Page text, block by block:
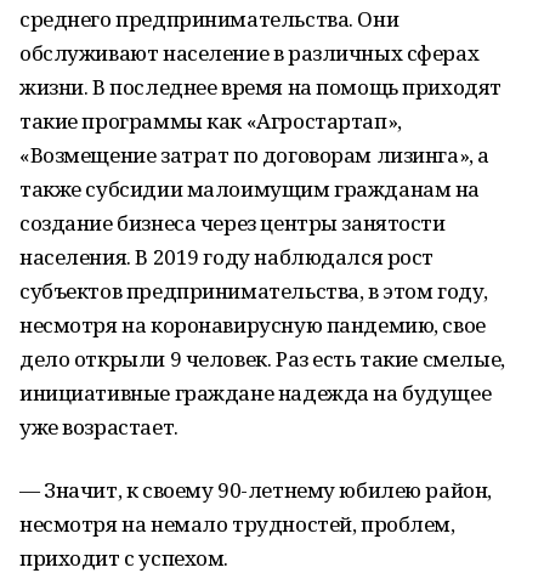
среднего предпринимательства. Они
обслуживают население в различных сферах
жизни. В последнее время на помощь приходят
такие программы как «Агростартап»,
«Возмещение затрат по договорам лизинга», а
также субсидии малоимущим гражданам на
создание бизнеса через центры занятости
населения. В 2019 году наблюдался рост
субъектов предпринимательства, в этом году,
несмотря на коронавирусную пандемию, свое
дело открыли 9 человек. Раз есть такие смелые,
инициативные граждане надежда на будущее
уже возрастает.
— Значит, к своему 90-летнему юбилею район,
несмотря на немало трудностей, проблем,
приходит с успехом.